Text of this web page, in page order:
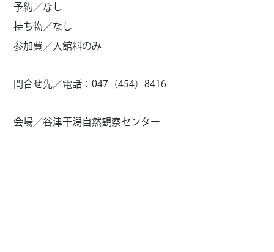
予約／なし
持ち物／なし
参加費／入館料のみ
問合せ先／電話：047（454）8416
会場／谷津干潟自然観察センター